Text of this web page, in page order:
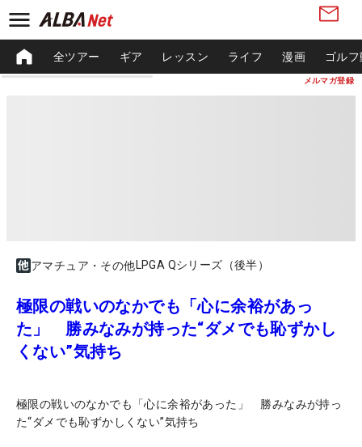
メルマガ登録
全ツアー ギア レッスン ライフ 漫画 ゴル
アマチュア・その他LPGA Qシリーズ（後半）
極限の戦いのなかでも「心に余裕があっ
た」 勝みなみが持った“ダメでも恥ずかし
くない”気持ち
極限の戦いのなかでも「心に余裕があった」 勝みなみが持っ
た“ダメでも恥ずかしくない”気持ち